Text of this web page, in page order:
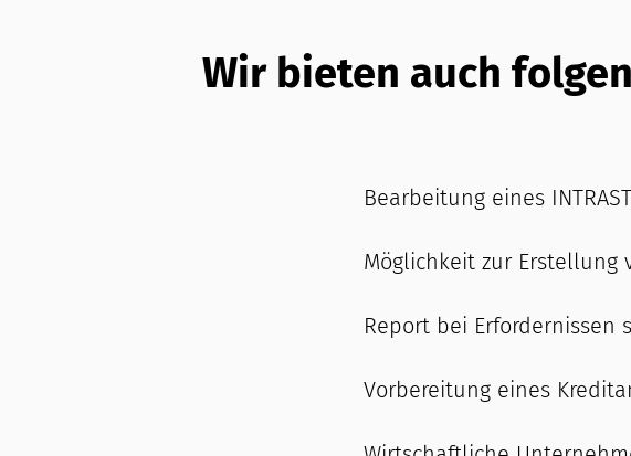
Wir bieten auch
Bearbeitung eines
Möglichkeit zur Erstellung
Report bei Erfordernissen
Vorbereitung eines